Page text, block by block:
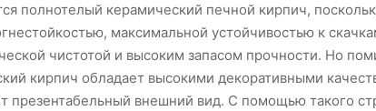
полнотелый керамический печной кирпич,
максимальной устойчивостью к
чистотой и высоким запасом прочности. Но
кирпич обладает высокими декоративными
презентабельный внешний вид. С помощью такого